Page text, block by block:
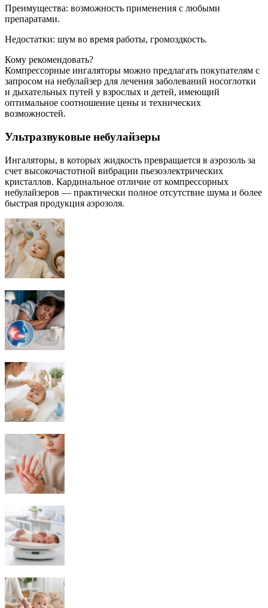
Преимущества: возможность применения с любыми
препаратами.
Недостатки: шум во время работы, громоздкость.
Кому рекомендовать?
Компрессорные ингаляторы можно предлагать покупателям с
запросом на небулайзер для лечения заболеваний носоглотки
и дыхательных путей у взрослых и детей, имеющий
оптимальное соотношение цены и технических
возможностей.
Ультразвуковые небулайзеры
Ингаляторы, в которых жидкость превращается в аэрозоль за
счет высокочастотной вибрации пьезоэлектрических
кристаллов. Кардинальное отличие от компрессорных
небулайзеров — практически полное отсутствие шума и более
быстрая продукция аэрозоля.